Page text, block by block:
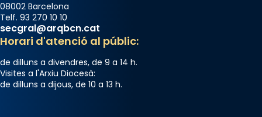
08002 Barcelona
Telf. 93 270 10 10
secgral@arqbcn.cat
Horari d'atenció al públic:
de dilluns a divendres, de 9 a 14 h.
Visites a l'Arxiu Diocesà:
de dilluns a dijous, de 10 a 13 h.